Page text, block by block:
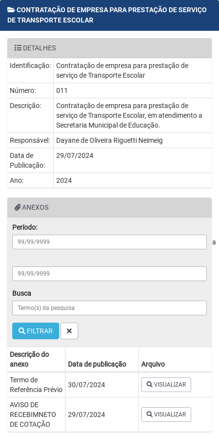
CONTRATAÇÃO DE EMPRESA PARA PRESTAÇÃO DE SERVIÇO
DE TRANSPORTE ESCOLAR
DETALHES
Identificação:
Contratação de empresa para prestação de
serviço de Transporte Escolar
Número:
011
Descrição:
Contratação de empresa para prestação de
serviço de Transporte Escolar, em atendimento a
Secretaria Municipal de Educação.
Responsável:
Dayane de Oliveira Riguetti Neimeig
Data de
Publicação:
29/07/2024
Ano: 2024
ANEXOS
Período:
a
Busca
FILTRAR
Descrição do
anexo
Data de publicação
Arquivo
Termo de
Referência Prévio
30/07/2024 VISUALIZAR
AVISO DE
RECEBIMNETO
DE COTAÇÃO
29/07/2024 VISUALIZAR